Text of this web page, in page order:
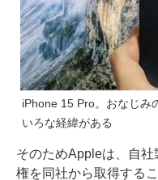
iPhone 15 Pro。おなじみ
いろな経緯がある
そのためAppleは、自
権を同社から取得する